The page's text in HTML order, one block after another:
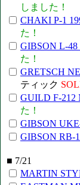
しました！
CHAKI P-1
た！
GIBSON L-48
た！
GRETSCH
ティック
GUILD F-212
た！
GIBSON
GIBSON RB-
■ 7/21
MARTIN